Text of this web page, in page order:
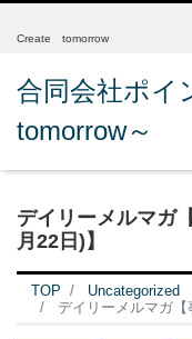
Create tomorrow
合同会社ポ
tomorrow～
デイリーメルマガ
月22日)】
TOP
Uncategorized
デイリーメルマガ【